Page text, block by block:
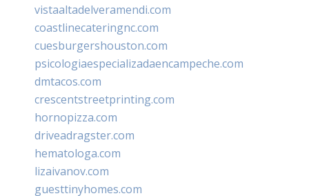
vistaaltadelveramendi.com
coastlinecateringnc.com
cuesburgershouston.com
psicologiaespecializadaencampeche.com
dmtacos.com
crescentstreetprinting.com
hornopizza.com
driveadragster.com
hematologa.com
lizaivanov.com
guesttinyhomes.com